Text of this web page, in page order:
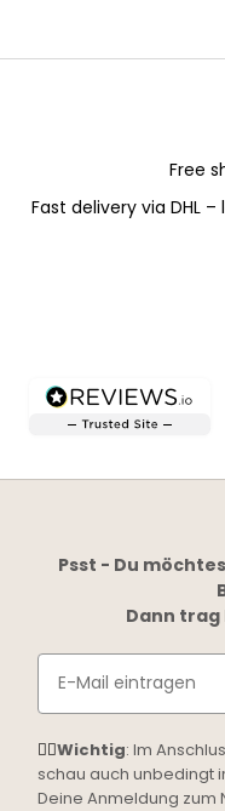
Free
Fast delivery via DHL
Psst - Du
Dann trag
Email
☝🏼Wichtig: Im
schau auch unbedingt
Deine Anmeldung zum